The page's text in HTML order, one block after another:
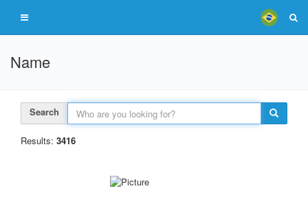
Name
Search
Results: 3416